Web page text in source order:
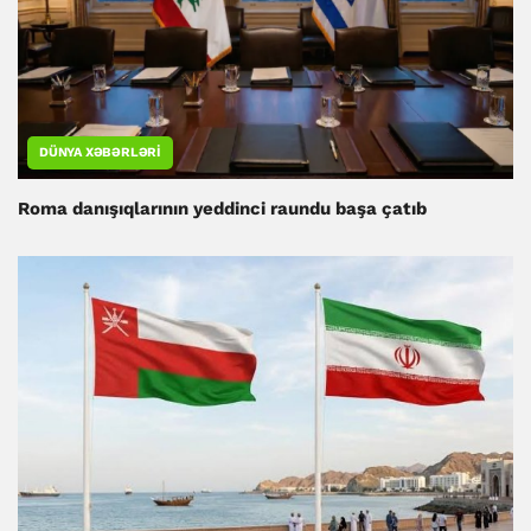
DÜNYA XƏBƏRLƏRI
Roma danışıqlarının yeddinci raundu başa çatıb